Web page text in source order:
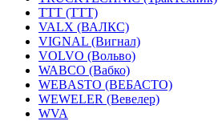
TTT (ТТТ)
VALX (ВАЛКС)
VIGNAL (Вигнал)
VOLVO (Вольво)
WABCO (Вабко)
WEBASTO (ВЕБАСТО)
WEWELER (Вевелер)
WVA